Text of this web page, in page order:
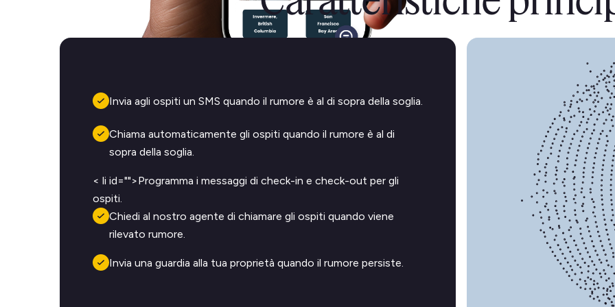
Invia agli ospiti un SMS quando il rumore è al di sopra della soglia.
Chiama automaticamente gli ospiti quando il rumore è al di
sopra della soglia.
< li id="">Programma i messaggi di check-in e check-out per gli
ospiti.
Chiedi al nostro agente di chiamare gli ospiti quando viene
rilevato rumore.
Invia una guardia alla tua proprietà quando il rumore persiste.